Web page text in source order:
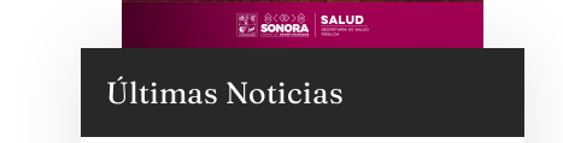
Últimas Noticias